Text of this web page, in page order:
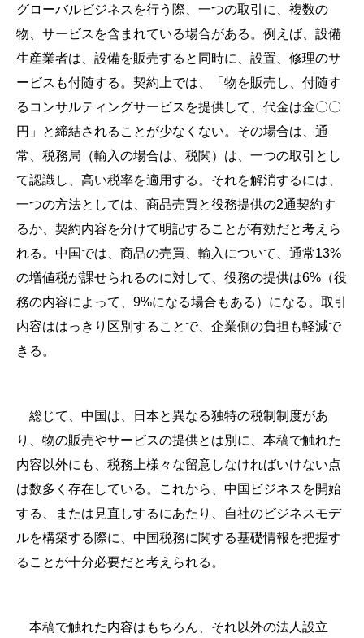
グローバルビジネスを行う際、一つの取引に、複数の
物、サービスを含まれている場合がある。例えば、設備
生産業者は、設備を販売すると同時に、設置、修理のサ
ービスも付随する。契約上では、「物を販売し、付随す
るコンサルティングサービスを提供して、代金は金〇〇
円」と締結されることが少なくない。その場合は、通
常、税務局（輸入の場合は、税関）は、一つの取引とし
て認識し、高い税率を適用する。それを解消するには、
一つの方法としては、商品売買と役務提供の2通契約す
るか、契約内容を分けて明記することが有効だと考えら
れる。中国では、商品の売買、輸入について、通常13%
の増値税が課せられるのに対して、役務の提供は6%（役
務の内容によって、9%になる場合もある）になる。取引
内容ははっきり区別することで、企業側の負担も軽減で
きる。
総じて、中国は、日本と異なる独特の税制制度があ
り、物の販売やサービスの提供とは別に、本稿で触れた
内容以外にも、税務上様々な留意しなければいけない点
は数多く存在している。これから、中国ビジネスを開始
する、または見直しするにあたり、自社のビジネスモデ
ルを構築する際に、中国税務に関する基礎情報を把握す
ることが十分必要だと考えられる。
本稿で触れた内容はもちろん、それ以外の法人設立